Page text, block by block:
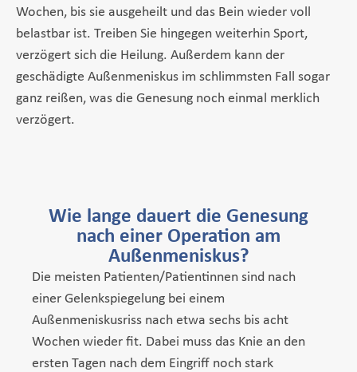
Wochen, bis sie ausgeheilt und das Bein wieder voll
belastbar ist. Treiben Sie hingegen weiterhin Sport,
verzögert sich die Heilung. Außerdem kann der
geschädigte Außenmeniskus im schlimmsten Fall sogar
ganz reißen, was die Genesung noch einmal merklich
verzögert.
Wie lange dauert die Genesung
nach einer Operation am
Außenmeniskus?
Die meisten Patienten/Patientinnen sind nach
einer Gelenkspiegelung bei einem
Außenmeniskusriss nach etwa sechs bis acht
Wochen wieder fit. Dabei muss das Knie an den
ersten Tagen nach dem Eingriff noch stark